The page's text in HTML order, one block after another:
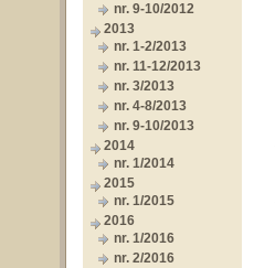
nr. 9-10/2012
2013
nr. 1-2/2013
nr. 11-12/2013
nr. 3/2013
nr. 4-8/2013
nr. 9-10/2013
2014
nr. 1/2014
2015
nr. 1/2015
2016
nr. 1/2016
nr. 2/2016